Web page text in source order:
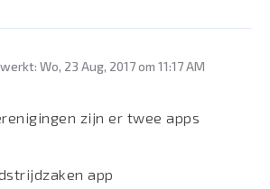
Wo, 23 Aug, 2017 om 11:17 AM
zijn er twee apps
app